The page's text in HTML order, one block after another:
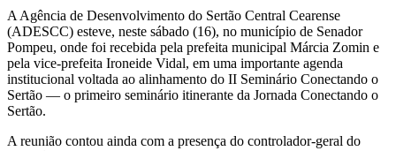
A Agência de Desenvolvimento do Sertão Central Cearense
(ADESCC) esteve, neste sábado (16), no município de Senador
Pompeu, onde foi recebida pela prefeita municipal Márcia Zomin e
pela vice-prefeita Ironeide Vidal, em uma importante agenda
institucional voltada ao alinhamento do II Seminário Conectando o
Sertão — o primeiro seminário itinerante da Jornada Conectando o
Sertão.
A reunião contou ainda com a presença do controlador-geral do